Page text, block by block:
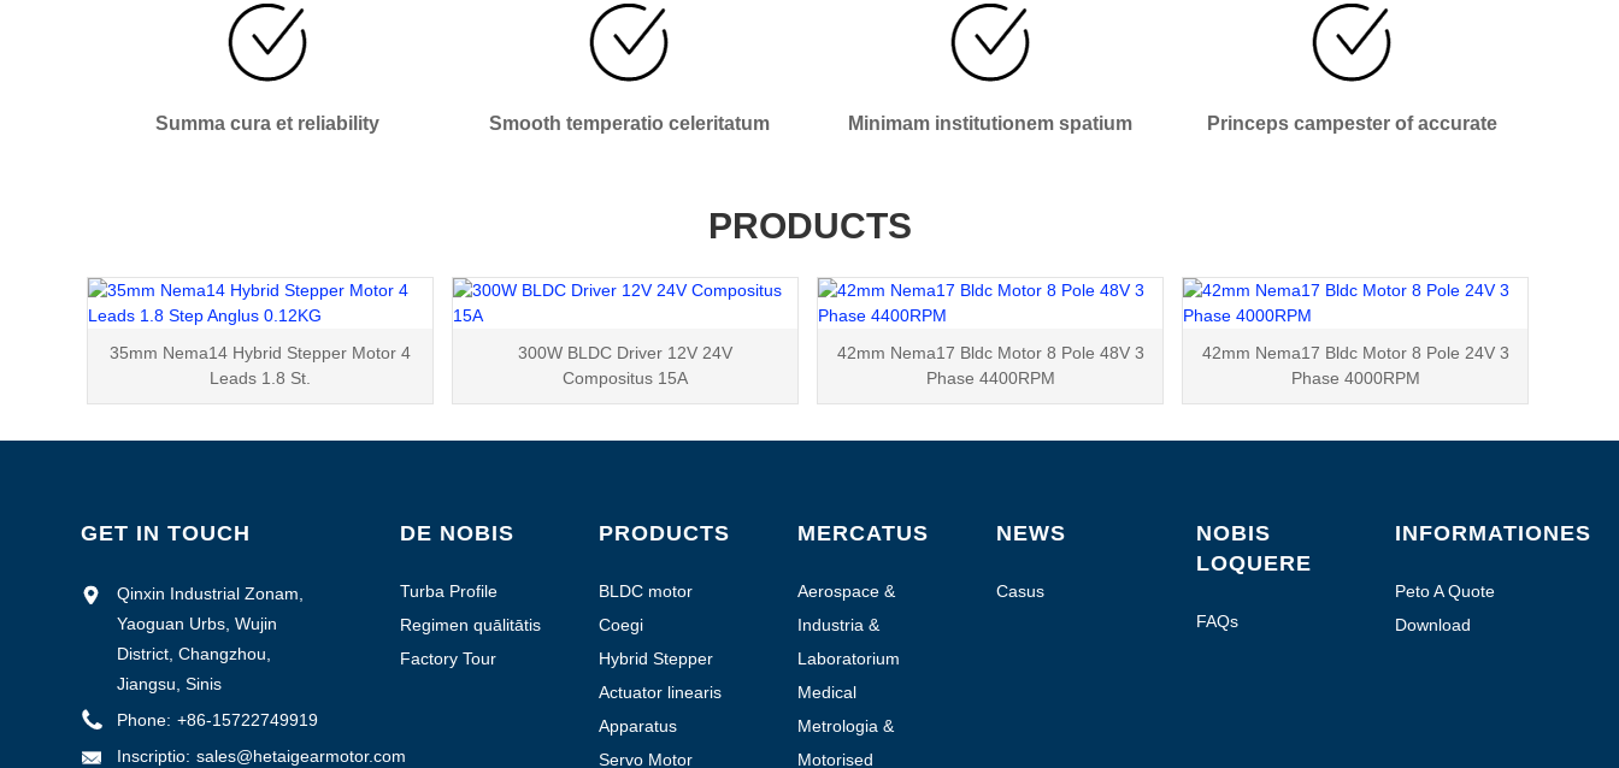
Summa cura et reliability Smooth temperatio celeritatum Minimam institutionem spatium Princeps campester of accurate
PRODUCTS
35mm Nema14 Hybrid Stepper Motor 4
Leads 1.8 St.
300W BLDC Driver 12V 24V
Compositus 15A
42mm Nema17 Bldc Motor 8 Pole 48V 3
Phase 4400RPM
42mm Nema17 Bldc Motor 8 Pole 24V 3
Phase 4000RPM
GET IN TOUCH
Qinxin Industrial Zonam,
Yaoguan Urbs, Wujin
District, Changzhou,
Jiangsu, Sinis
Phone: +86-15722749919
Inscriptio: sales@hetaigearmotor.com
DE NOBIS
Turba Profile
Regimen quālitātis
Factory Tour
PRODUCTS
BLDC motor
Coegi
Hybrid Stepper
Motor
Actuator linearis
Apparatus
Planetarius Motor
Servo Motor
MERCATUS
Aerospace &
Aviation
Industria &
Automation
Laboratorium
Automation
Medical
Metrologia &
Testis
Motorised
NEWS
Casus
NOBIS
LOQUERE
FAQs
INFORMATIONES
Peto A Quote
Download